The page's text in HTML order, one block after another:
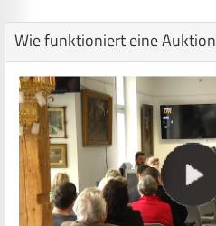
Wie funktioniert eine Auktion